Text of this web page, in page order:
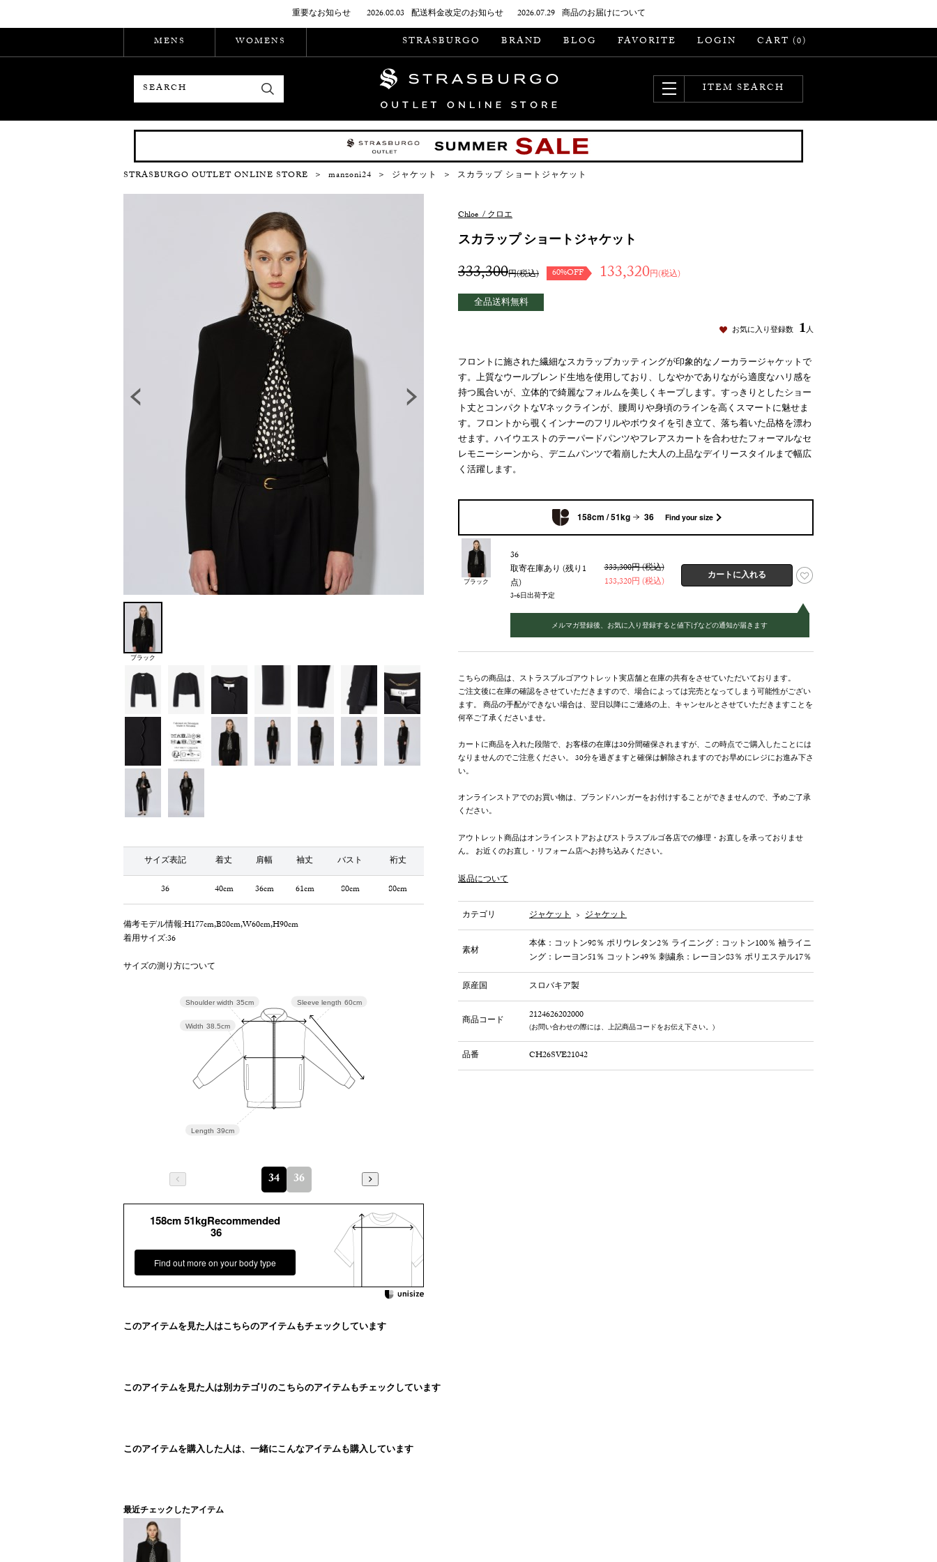
重要なお知らせ 2026.08.03 配送料金改定のお知らせ 2026.07.29 商品のお届けについて
MENS
WOMENS STRASBURGO BRAND BLOG FAVORITE LOGIN CART (0)
ITEM SEARCH
STRASBURGO OUTLET ONLINE STORE ＞ manzoni24 ＞ ジャケット ＞ スカラップ ショートジャケット
ブラック
サイズ表記 着丈 肩幅 袖丈 バスト 裄丈
36 40cm 36cm 61cm 80cm 80cm
備考モデル情報:H177cm,B80cm,W60cm,H90cm
着用サイズ:36
サイズの測り方について
Sleeve length 60cm
Length 39cm
Width 38.5cm
Shoulder width 35cm
34 36
158cm 51kgRecommended
36
Find out more on your body type
Chloe/クロエ
スカラップ ショートジャケット
333,300円(税込) 60%OFF 133,320円(税込)
全品送料無料
お気に入り登録数 1人
フロントに施された繊細なスカラップカッティングが印象的なノーカラージャケットで
す。上質なウールブレンド生地を使用しており、しなやかでありながら適度なハリ感を
持つ風合いが、立体的で綺麗なフォルムを美しくキープします。すっきりとしたショー
ト丈とコンパクトなVネックラインが、腰周りや身頃のラインを高くスマートに魅せま
す。フロントから覗くインナーのフリルやボウタイを引き立て、落ち着いた品格を漂わ
せます。ハイウエストのテーパードパンツやフレアスカートを合わせたフォーマルなセ
レモニーシーンから、デニムパンツで着崩した大人の上品なデイリースタイルまで幅広
く活躍します。
158cm / 51kg 36 Find your size
ブラック
36
取寄在庫あり (残り1
点)
3-6日出荷予定
333,300円 (税込)
133,320円 (税込)
メルマガ登録後、お気に入り登録すると値下げなどの通知が届きます
こちらの商品は、ストラスブルゴアウトレット実店舗と在庫の共有をさせていただいております。
ご注文後に在庫の確認をさせていただきますので、場合によっては完売となってしまう可能性がござい
ます。 商品の手配ができない場合は、翌日以降にご連絡の上、キャンセルとさせていただきますことを
何卒ご了承くださいませ。
カートに商品を入れた段階で、お客様の在庫は30分間確保されますが、この時点でご購入したことには
なりませんのでご注意ください。 30分を過ぎますと確保は解除されますのでお早めにレジにお進み下さ
い。
オンラインストアでのお買い物は、ブランドハンガーをお付けすることができませんので、予めご了承
ください。
アウトレット商品はオンラインストアおよびストラスブルゴ各店での修理・お直しを承っておりませ
ん。 お近くのお直し・リフォーム店へお持ち込みください。
返品について
カテゴリ ジャケット > ジャケット
素材
本体：コットン98％ ポリウレタン2％ ライニング：コットン100％ 袖ライニ
ング：レーヨン51％ コットン49％ 刺繍糸：レーヨン83％ ポリエステル17％
原産国 スロバキア製
商品コード 2124626202000
(お問い合わせの際には、上記商品コードをお伝え下さい。)
品番 CH26SVE21042
このアイテムを見た人はこちらのアイテムもチェックしています
このアイテムを見た人は別カテゴリのこちらのアイテムもチェックしています
このアイテムを購入した人は、一緒にこんなアイテムも購入しています
最近チェックしたアイテム